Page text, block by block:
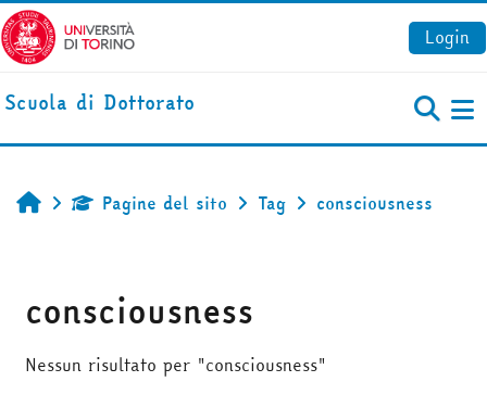
Vai al contenuto principale
Login
Scuola di Dottorato
HomePagine del sito Tag consciousness
consciousness
Nessun risultato per "consciousness"